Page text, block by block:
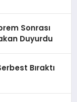
Sonrası
Duyurdu
Bıraktı